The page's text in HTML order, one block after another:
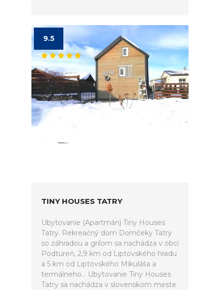
9.5
TINY HOUSES TATRY
Ubytovanie (Apartmán) Tiny Houses
Tatry. Rekreačný dom Domčeky Tatry
so záhradou a grilom sa nachádza v obci
Podtureň, 2,9 km od Liptovského hradu
a 5 km od Liptovského Mikuláša a
termálneho... Ubytovanie Tiny Houses
Tatry sa nachádza v slovenskom meste